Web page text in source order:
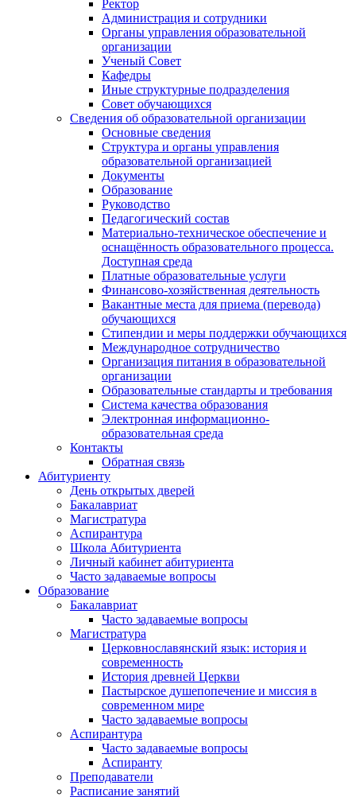
Ректор
Администрация и сотрудники
Органы управления образовательной
организации
Ученый Совет
Кафедры
Иные структурные подразделения
Совет обучающихся
Сведения об образовательной организации
Основные сведения
Структура и органы управления
образовательной организацией
Документы
Образование
Руководство
Педагогический состав
Материально-техническое обеспечение и
оснащённость образовательного процесса.
Доступная среда
Платные образовательные услуги
Финансово-хозяйственная деятельность
Вакантные места для приема (перевода)
обучающихся
Стипендии и меры поддержки обучающихся
Международное сотрудничество
Организация питания в образовательной
организации
Образовательные стандарты и требования
Система качества образования
Электронная информационно-
образовательная среда
Контакты
Обратная связь
Абитуриенту
День открытых дверей
Бакалавриат
Магистратура
Аспирантура
Школа Абитуриента
Личный кабинет абитуриента
Часто задаваемые вопросы
Образование
Бакалавриат
Часто задаваемые вопросы
Магистратура
Церковнославянский язык: история и
современность
История древней Церкви
Пастырское душепопечение и миссия в
современном мире
Часто задаваемые вопросы
Аспирантура
Часто задаваемые вопросы
Аспиранту
Преподаватели
Расписание занятий